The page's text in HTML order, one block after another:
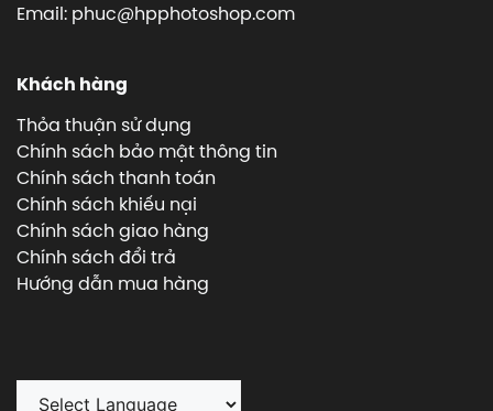
Email: phuc@hpphotoshop.com
Khách hàng
Thỏa thuận sử dụng
Chính sách bảo mật thông tin
Chính sách thanh toán
Chính sách khiếu nại
Chính sách giao hàng
Chính sách đổi trả
Hướng dẫn mua hàng